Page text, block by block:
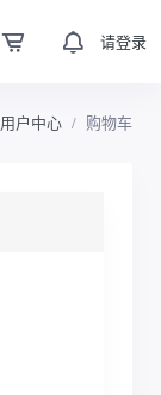
请登录
用户中心 购物车